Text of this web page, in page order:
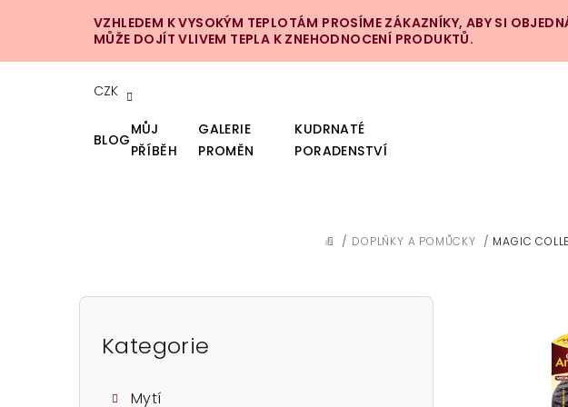
VZHLEDEM K VYSOKÝM TEPLOTÁM PROSÍME ZÁKAZNÍKY, ABY SI
MŮŽE DOJÍT VLIVEM TEPLA K ZNEHODNOCENÍ PRODUKTŮ.
CZK
BLOG
MŮJ
PŘÍBĚH
GALERIE
PROMĚN
KUDRNATÉ
PORADENSTVÍ
DOMŮ
/ DOPLŇKY A POMŮCKY / MAGIC
P
Přeskočit
kategorie
Kategorie
Mytí